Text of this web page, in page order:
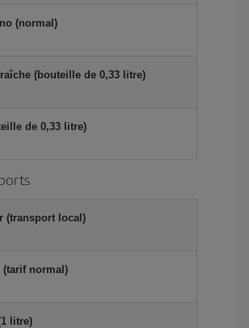
(normal)
(bouteille de 0,33 litre)
de 0,33 litre)
(transport local)
(tarif normal)
litre)